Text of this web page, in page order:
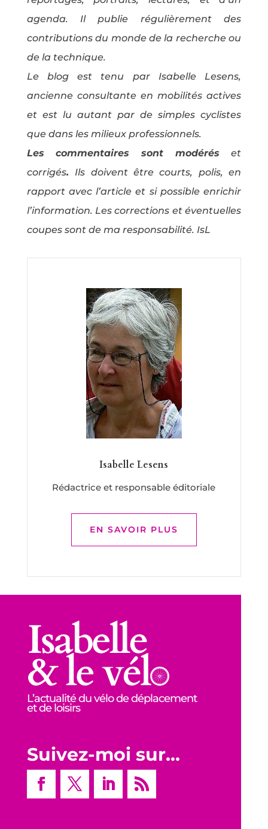
agenda. Il publie régulièrement des
contributions du monde de la recherche ou
de la technique.
Le blog est tenu par Isabelle Lesens,
ancienne consultante en mobilités actives
et est lu autant par de simples cyclistes
que dans les milieux professionnels.
Les commentaires sont modéréset
corrigés. Ils doivent être courts, polis, en
rapport avec l’article et si possible enrichir
l’information. Les corrections et éventuelles
coupes sont de ma responsabilité. IsL
Isabelle Lesens
Rédactrice et responsable éditoriale
EN SAVOIR PLUS
L’actualité du vélo de déplacement
et de loisirs
Suivez-moi sur…